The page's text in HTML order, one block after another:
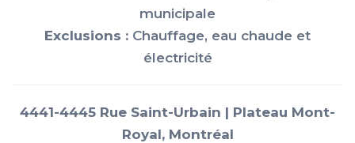
municipale
Exclusions : Chauffage, eau chaude et
électricité
4441-4445 Rue Saint-Urbain | Plateau Mont-
Royal, Montréal